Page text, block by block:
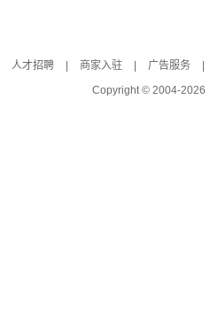
人才招聘 商家入驻 广告服务
Copyright © 2004-2026